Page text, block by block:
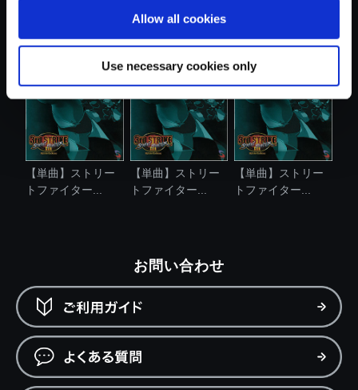
Allow all cookies
Use necessary cookies only
【単曲】ストリー
【単曲】ストリー
トファイター...
【単曲】ストリー
トファイター...
【単曲】ストリー
トファイター...
お問い合わせ